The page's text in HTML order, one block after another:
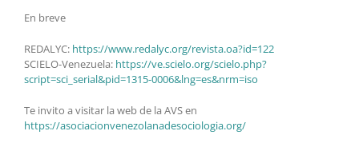
En breve
REDALYC: https://www.redalyc.org/revista.oa?id=122
SCIELO-Venezuela: https://ve.scielo.org/scielo.php?
script=sci_serial&pid=1315-0006&lng=es&nrm=iso
Te invito a visitar la web de la AVS en
https://asociacionvenezolanadesociologia.org/